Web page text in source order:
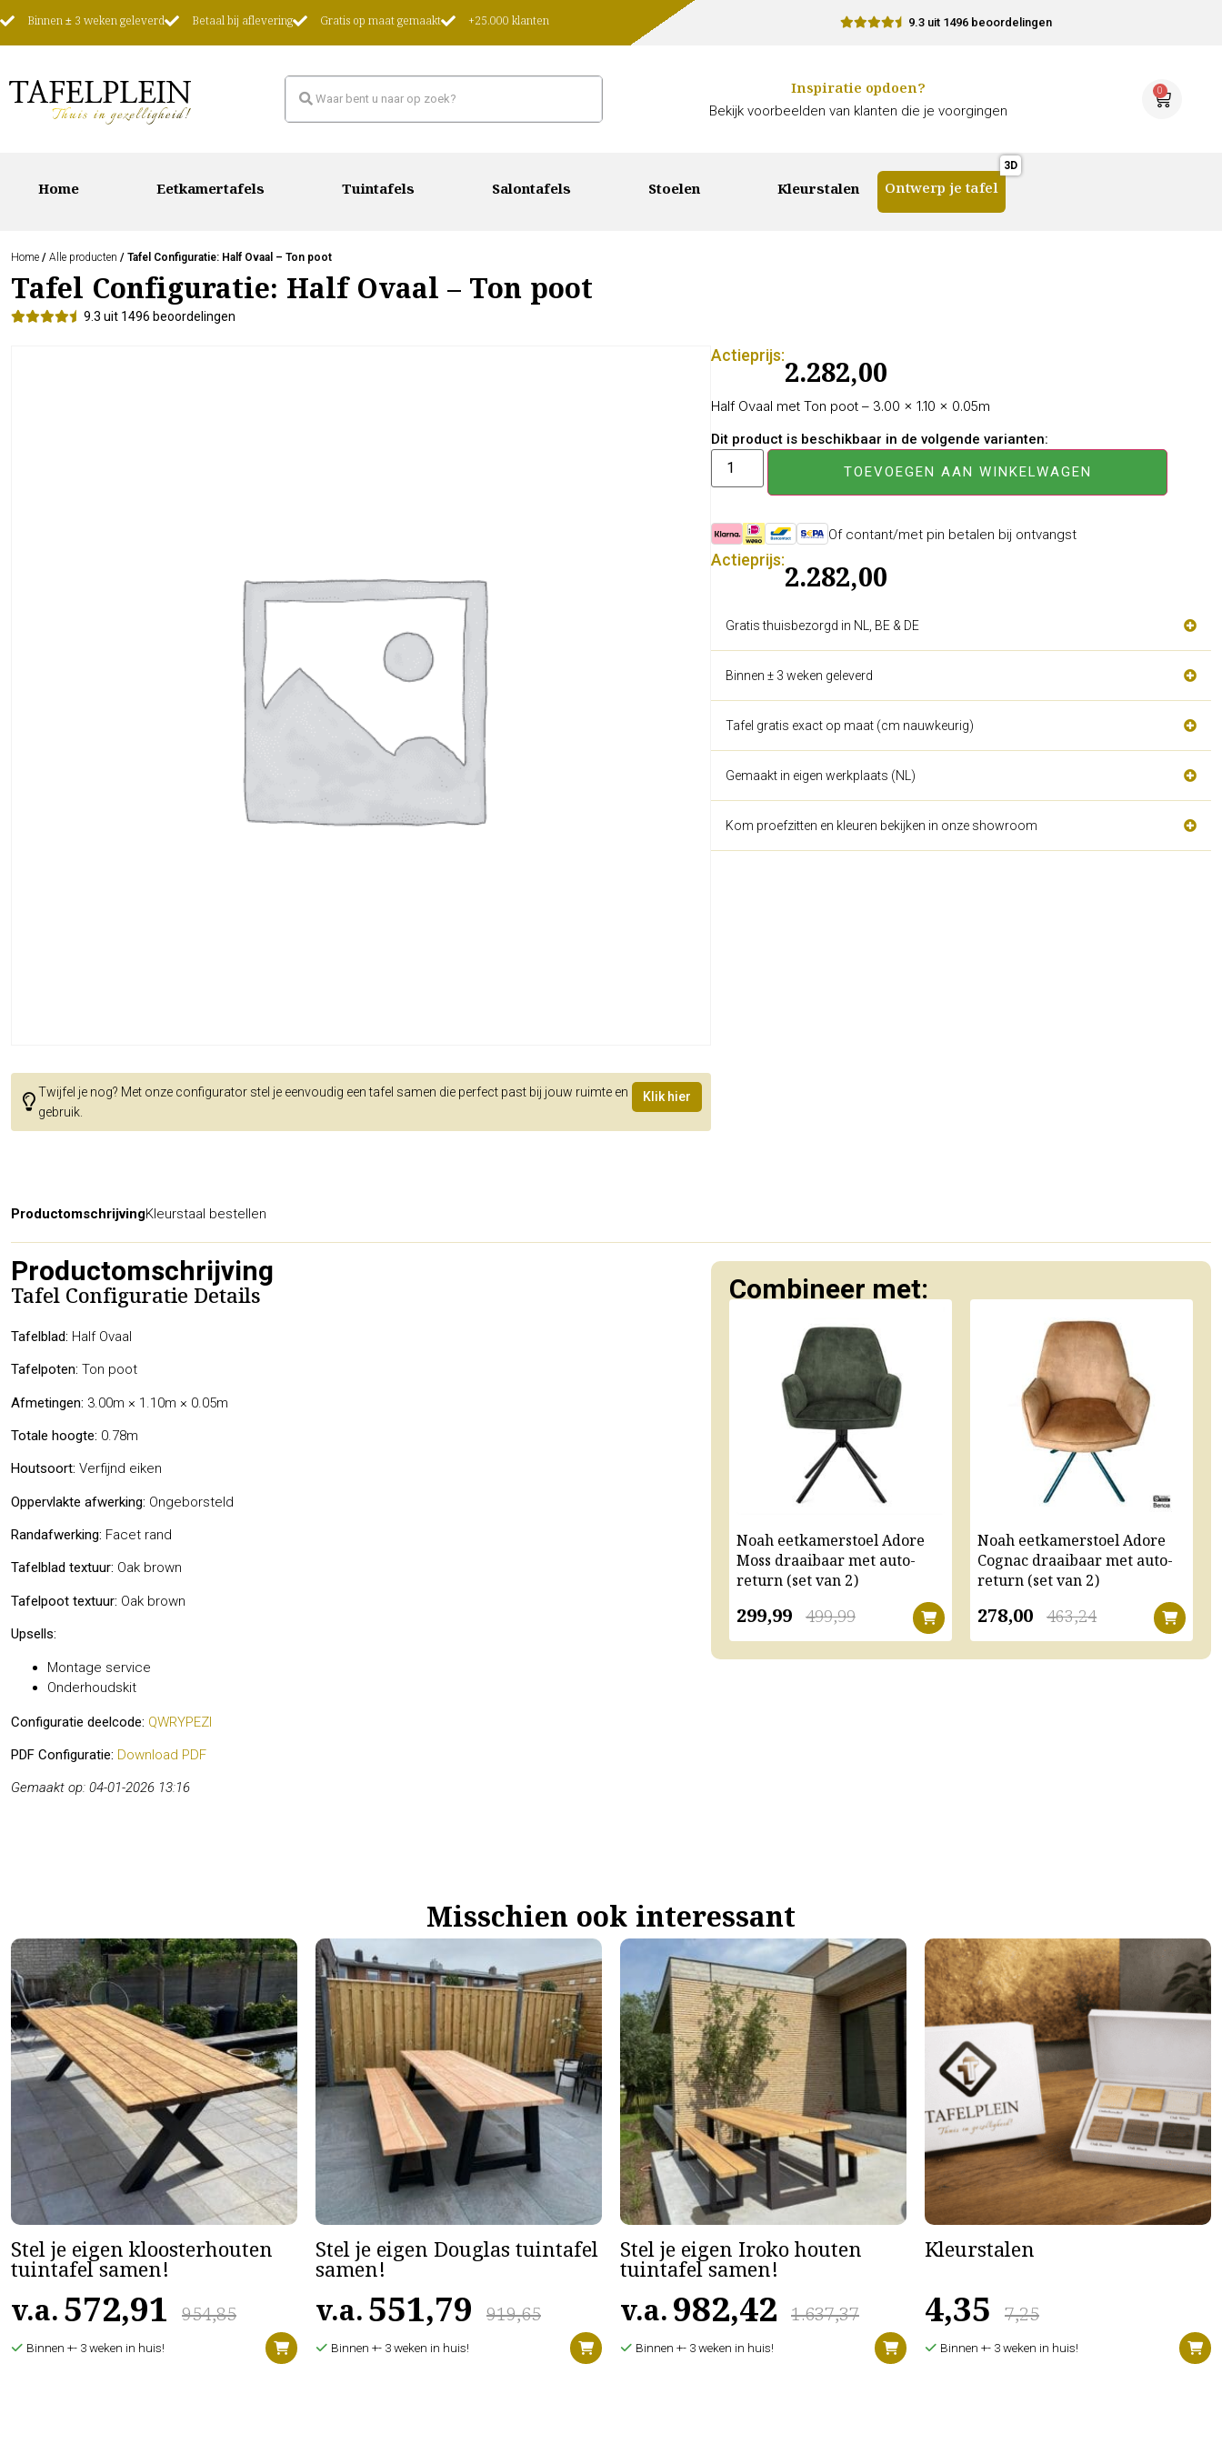
Binnen ± 3 weken geleverd Betaal bij aflevering Gratis op maat gemaakt +25.000 klanten 9.3 uit 1496 beoordelingen
Inspiratie opdoen?
Bekijk voorbeelden van klanten die je voorgingen
0
Home Eetkamertafels Tuintafels Salontafels Stoelen Kleurstalen Ontwerp je tafel
Home / Alle producten / Tafel Configuratie: Half Ovaal – Ton poot
Tafel Configuratie: Half Ovaal – Ton poot
9.3 uit 1496 beoordelingen
Twijfel je nog? Met onze configurator stel je eenvoudig een tafel samen die perfect past bij jouw ruimte en
gebruik.
Klik hier
Actieprijs:
2.282,00
Half Ovaal met Ton poot – 3.00 × 1.10 × 0.05m
Dit product is beschikbaar in de volgende varianten:
TOEVOEGEN AAN WINKELWAGEN
Of contant/met pin betalen bij ontvangst
Actieprijs:
2.282,00
Gratis thuisbezorgd in NL, BE & DE
Binnen ± 3 weken geleverd
Tafel gratis exact op maat (cm nauwkeurig)
Gemaakt in eigen werkplaats (NL)
Kom proefzitten en kleuren bekijken in onze showroom
ProductomschrijvingKleurstaal bestellen
Productomschrijving
Tafel Configuratie Details
Tafelblad: Half Ovaal
Tafelpoten: Ton poot
Afmetingen: 3.00m × 1.10m × 0.05m
Totale hoogte: 0.78m
Houtsoort: Verfijnd eiken
Oppervlakte afwerking: Ongeborsteld
Randafwerking: Facet rand
Tafelblad textuur: Oak brown
Tafelpoot textuur: Oak brown
Upsells:
Montage service
Onderhoudskit
Configuratie deelcode: QWRYPEZI
PDF Configuratie: Download PDF
Gemaakt op: 04-01-2026 13:16
Combineer met:
Noah eetkamerstoel Adore
Moss draaibaar met auto-
return (set van 2)
499,99
299,99
Noah eetkamerstoel Adore
Cognac draaibaar met auto-
return (set van 2)
463,24
278,00
Misschien ook interessant
Stel je eigen kloosterhouten
tuintafel samen!
v.a. 954,85
572,91
Binnen +- 3 weken in huis!
Stel je eigen Douglas tuintafel
samen!
v.a. 919,65
551,79
Binnen +- 3 weken in huis!
Stel je eigen Iroko houten
tuintafel samen!
v.a. 1.637,37
982,42
Binnen +- 3 weken in huis!
Kleurstalen
7,25
4,35
Binnen +- 3 weken in huis!